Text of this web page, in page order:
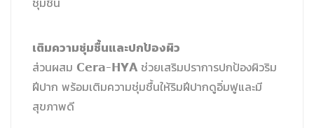
เติมความชุ่มชื้นและปกป้องผิว
ส่วนผสม Cera-HYA ช่วยเสริมปราการปกป้องผิวริม
ฝีปาก พร้อมเติมความชุ่มชื้นให้ริมฝีปากดูอิ่มฟูและมี
สุขภาพดี